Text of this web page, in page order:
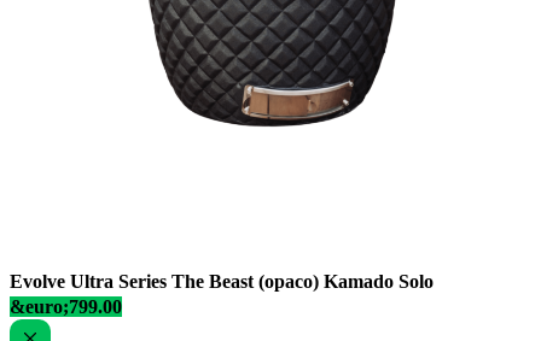
Evolve Ultra Series The Beast (opaco) Kamado Solo
&euro;799.00